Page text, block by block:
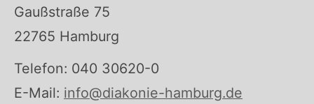
Gaußstraße 75
22765 Hamburg
Telefon: 040 30620-0
E-Mail: info@diakonie-hamburg.de